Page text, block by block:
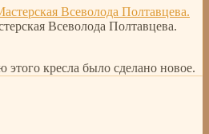
Всеволода Полтавцева.
кресла было сделано новое.